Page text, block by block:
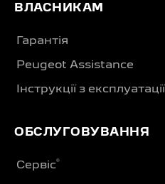
ВЛАСНИКАМ
Гарантія
Peugeot Assistance
Інструкції з експлуатації
ОБСЛУГОВУВАННЯ
Сервіс®